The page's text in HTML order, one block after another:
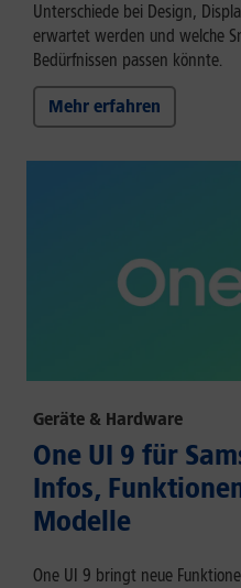
Unterschiede bei Design,
erwartet werden und welche
Bedürfnissen passen könnte.
Mehr erfahren
Geräte & Hardware
One UI 9 für
Infos,
Modelle
One UI 9 bringt neue